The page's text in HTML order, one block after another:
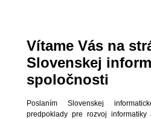
Vítame Vás na
Slovenskej
spoločnosti
Poslaním Slovenskej
predpoklady pre rozvoj